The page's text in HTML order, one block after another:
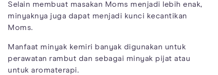
Selain membuat masakan Moms menjadi lebih enak,
minyaknya juga dapat menjadi kunci kecantikan
Moms.
Manfaat minyak kemiri banyak digunakan untuk
perawatan rambut dan sebagai minyak pijat atau
untuk aromaterapi.